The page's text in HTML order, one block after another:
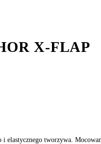
X-FLAP
elastycznego tworzywa.